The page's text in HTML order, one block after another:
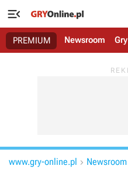

PREMIUM Newsroom Gry
www.gry-online.pl  Newsroom